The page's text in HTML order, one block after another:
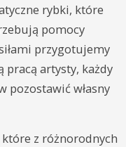
rybki, które
pomocy
przygotujemy
artysty, każdy
pozostawić własny
które z różnorodnych